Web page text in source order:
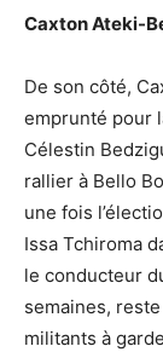
Caxton Ateki-
De son côté,
emprunté pour
Célestin
rallier à Bello
une fois
Issa Tchiroma
le conducteur
semaines,
militants à